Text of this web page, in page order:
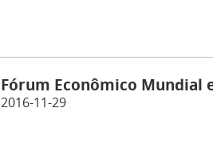
Fórum Econômico Mundial
2016-11-29